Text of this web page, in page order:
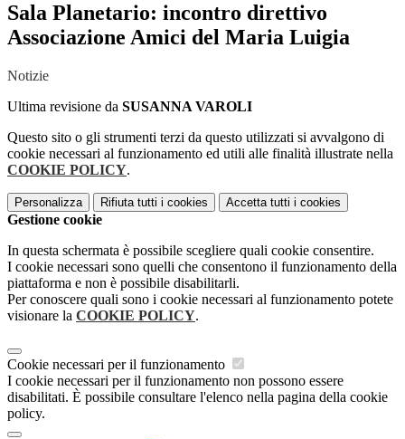
Sala Planetario: incontro direttivo
Associazione Amici del Maria Luigia
Notizie
Ultima revisione da SUSANNA VAROLI
Questo sito o gli strumenti terzi da questo utilizzati si avvalgono di
cookie necessari al funzionamento ed utili alle finalità illustrate nella
COOKIE POLICY.
Personalizza Rifiuta tutti i cookies Accetta tutti i cookies
Gestione cookie
In questa schermata è possibile scegliere quali cookie consentire.
I cookie necessari sono quelli che consentono il funzionamento della
piattaforma e non è possibile disabilitarli.
Per conoscere quali sono i cookie necessari al funzionamento potete
visionare la COOKIE POLICY.
Cookie necessari per il funzionamento
I cookie necessari per il funzionamento non possono essere
disabilitati. È possibile consultare l'elenco nella pagina della cookie
policy.